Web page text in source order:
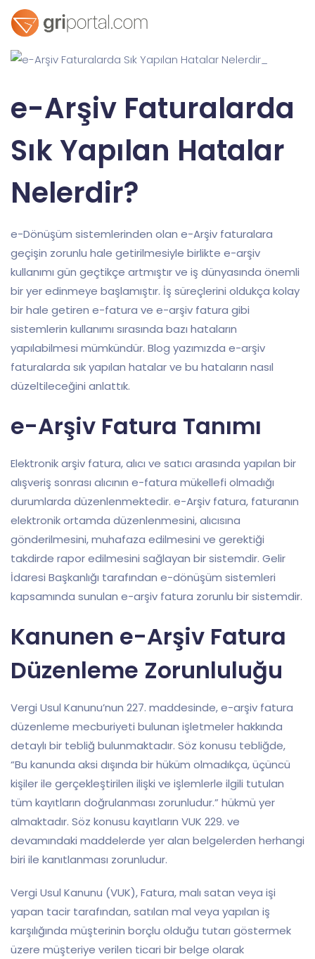
e-Arşiv Faturalarda
Sık Yapılan Hatalar
Nelerdir?
e-Dönüşüm sistemlerinden olan e-Arşiv faturalara
geçişin zorunlu hale getirilmesiyle birlikte e-arşiv
kullanımı gün geçtikçe artmıştır ve iş dünyasında önemli
bir yer edinmeye başlamıştır. İş süreçlerini oldukça kolay
bir hale getiren e-fatura ve e-arşiv fatura gibi
sistemlerin kullanımı sırasında bazı hataların
yapılabilmesi mümkündür. Blog yazımızda e-arşiv
faturalarda sık yapılan hatalar ve bu hataların nasıl
düzeltileceğini anlattık.
e-Arşiv Fatura Tanımı
Elektronik arşiv fatura, alıcı ve satıcı arasında yapılan bir
alışveriş sonrası alıcının e-fatura mükellefi olmadığı
durumlarda düzenlenmektedir. e-Arşiv fatura, faturanın
elektronik ortamda düzenlenmesini, alıcısına
gönderilmesini, muhafaza edilmesini ve gerektiği
takdirde rapor edilmesini sağlayan bir sistemdir. Gelir
İdaresi Başkanlığı tarafından e-dönüşüm sistemleri
kapsamında sunulan e-arşiv fatura zorunlu bir sistemdir.
Kanunen e-Arşiv Fatura
Düzenleme Zorunluluğu
Vergi Usul Kanunu’nun 227. maddesinde, e-arşiv fatura
düzenleme mecburiyeti bulunan işletmeler hakkında
detaylı bir tebliğ bulunmaktadır. Söz konusu tebliğde,
“Bu kanunda aksi dışında bir hüküm olmadıkça, üçüncü
kişiler ile gerçekleştirilen ilişki ve işlemlerle ilgili tutulan
tüm kayıtların doğrulanması zorunludur.” hükmü yer
almaktadır. Söz konusu kayıtların VUK 229. ve
devamındaki maddelerde yer alan belgelerden herhangi
biri ile kanıtlanması zorunludur.
Vergi Usul Kanunu (VUK), Fatura, malı satan veya işi
yapan tacir tarafından, satılan mal veya yapılan iş
karşılığında müşterinin borçlu olduğu tutarı göstermek
üzere müşteriye verilen ticari bir belge olarak